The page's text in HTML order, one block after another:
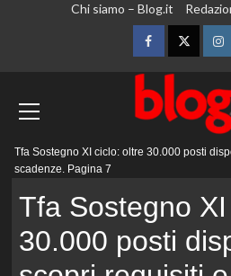
Chi siamo – Blog.it
FacebookTwitter
principale
Tfa Sostegno XI ciclo: oltre 30.000 posti
scadenze. Pagina 7
Tfa Sostegno
30.000 posti